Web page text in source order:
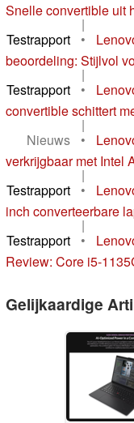
Snelle convertible uit
|
Testrapport
•
beoordeling: Stijlvol
|
Testrapport
•
convertible schittert
|
Nieuws
•
verkrijgbaar met Intel
|
Testrapport
•
inch converteerbare
|
Testrapport
•
Review: Core i5-
Gelijkaardige